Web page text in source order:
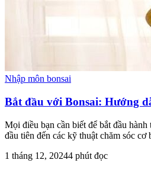
Nhập môn bonsai
Bắt đầu với Bonsai: Hướng
Mọi điều bạn cần biết để bắt đầu
đầu tiên đến các kỹ thuật chăm sóc cơ
1 tháng 12, 20244 phút đọc